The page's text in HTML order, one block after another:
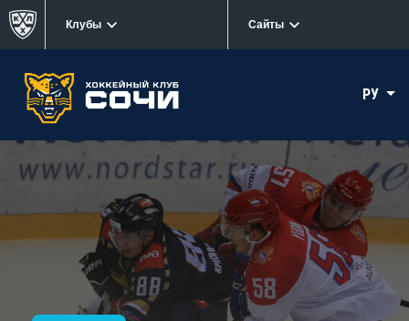
Клубы Сайты
РУ